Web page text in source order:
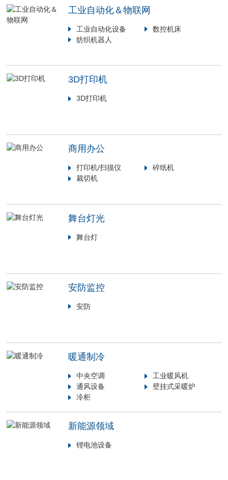
工业自动化＆物联网
工业自动化设备
数控机床
纺织机器人
3D打印机
3D打印机
商用办公
打印机/扫描仪
碎纸机
裁切机
舞台灯光
舞台灯
安防监控
安防
暖通制冷
中央空调
工业暖风机
通风设备
壁挂式采暖炉
冷柜
新能源领域
锂电池设备